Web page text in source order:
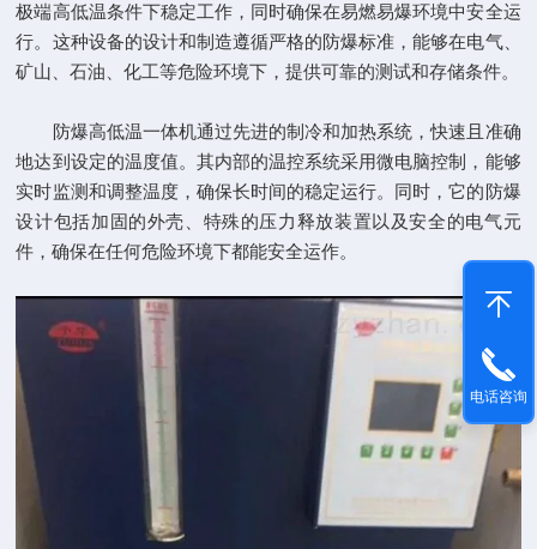
极端高低温条件下稳定工作，同时确保在易燃易爆环境中安全运
行。这种设备的设计和制造遵循严格的防爆标准，能够在电气、
矿山、石油、化工等危险环境下，提供可靠的测试和存储条件。
防爆高低温一体机通过先进的制冷和加热系统，快速且准确
地达到设定的温度值。其内部的温控系统采用微电脑控制，能够
实时监测和调整温度，确保长时间的稳定运行。同时，它的防爆
设计包括加固的外壳、特殊的压力释放装置以及安全的电气元
件，确保在任何危险环境下都能安全运作。
电话咨询